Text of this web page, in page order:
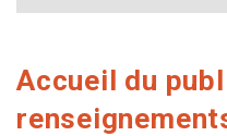
Accueil du